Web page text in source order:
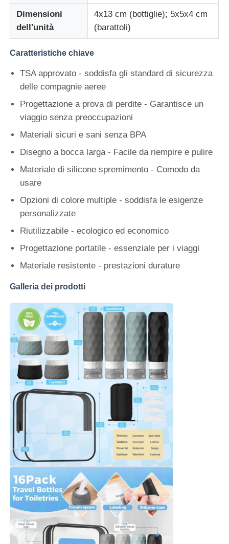
barattolo da viaggio in silicone
Tazza Pieghevole in Silicone
Prodotti da cucina in silicone
Prodotti in gomma siliconica
Dimensioni
dell'unità
4x13 cm (bottiglie); 5x5x4 cm
(barattoli)
Caratteristiche chiave
TSA approvato - soddisfa gli standard di sicurezza
delle compagnie aeree
Progettazione a prova di perdite - Garantisce un
viaggio senza preoccupazioni
Materiali sicuri e sani senza BPA
Disegno a bocca larga - Facile da riempire e pulire
Materiale di silicone spremimento - Comodo da
usare
Opzioni di colore multiple - soddisfa le esigenze
personalizzate
Riutilizzabile - ecologico ed economico
Progettazione portatile - essenziale per i viaggi
Materiale resistente - prestazioni durature
Galleria dei prodotti